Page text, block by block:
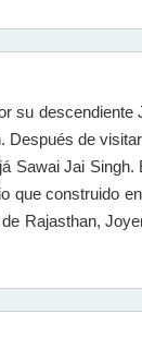
su descendiente
Después de
Sawai Jai Singh.
que construido
Rajasthan,